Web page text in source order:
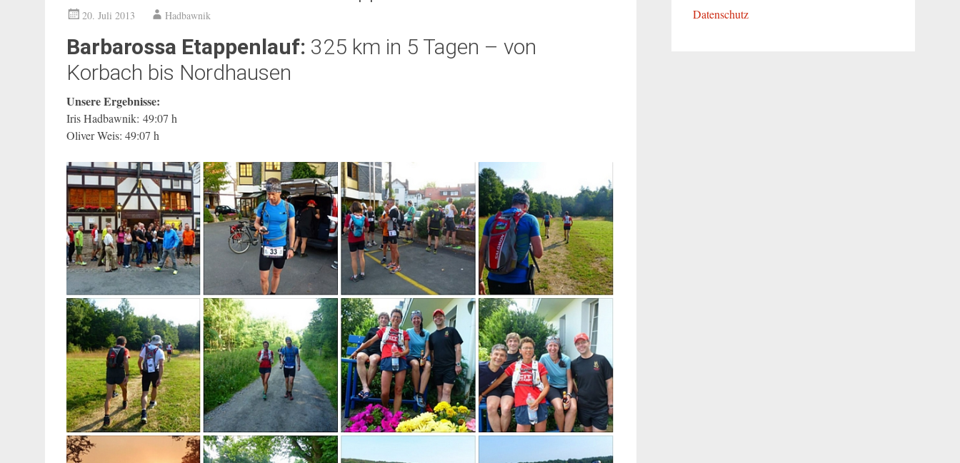
20. Juli 2013 Hadbawnik
Barbarossa Etappenlauf: 325 km in 5 Tagen – von
Korbach bis Nordhausen
Unsere Ergebnisse:
Iris Hadbawnik: 49:07 h
Oliver Weis: 49:07 h
Datenschutz